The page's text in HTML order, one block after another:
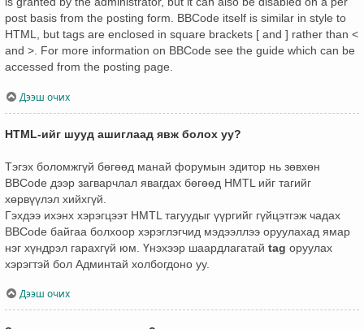
post basis from the posting form. BBCode itself is similar in style to
HTML, but tags are enclosed in square brackets [ and ] rather than <
and >. For more information on BBCode see the guide which can be
accessed from the posting page.
Дээш очих
HTML-ийг шууд ашиглаад явж болох уу?
Тэгэх боломжгүй бөгөөд манай форумын эдитор нь зөвхөн
BBCode дээр загварчлал явагдах бөгөөд HMTL ийг тагийг
хөрвүүлэл хийхгүй.
Гэхдээ ихэнх хэрэгцээт HMTL тагуудыг үүргийг гүйцэтгэж чадах
BBCode байгаа болхоор хэрэглэгчид мэдээллээ оруулахад ямар
нэг хүндрэл гарахгүй юм. Үнэхээр шаардлагатай tag оруулах
хэрэгтэй бол Админтай холбогдоно уу.
Дээш очих